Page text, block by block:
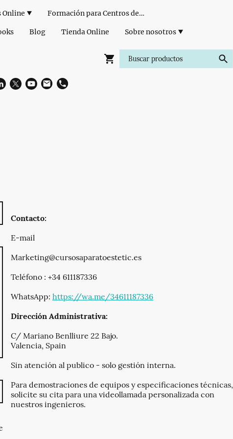
Online Formación para Centros de Estética
Blog Tienda Online Sobre nosotros
Contacto:
E-mail
Marketing@cursosaparatoestetic.es
Teléfono : +34 611187336
WhatsApp: https://wa.me/34611187336
Dirección Administrativa:
C/ Mariano Benlliure 22 Bajo.
Valencia, Spain
Sin atención al publico - solo gestión interna.
Para demostraciones de equipos y especificaciones técnicas,
solicite su cita para una videollamada personalizada con
nuestros ingenieros.